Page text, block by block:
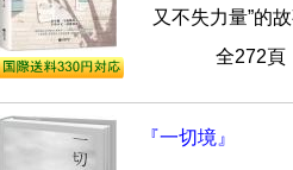
又不失力量”的
全272
『一切境』